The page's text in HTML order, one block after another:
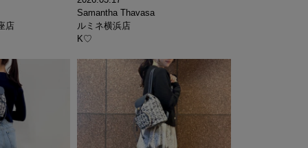
店
Samantha Thavasa
ルミネ横浜店
K♡